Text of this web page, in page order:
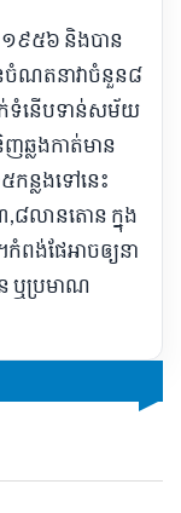
១៩៥៦ និង​បាន​
ចំណត​នាវា​ចំនួន​៨​
ទំនើប​ទាន់សម័យ
ឆ្លងកាត់​មាន​
កន្លងទៅនេះ
៨​លាន​តោន ក្នុង
ពង់ផែ​អាច​ឲ្យ​នា​
ឬ​ប្រមាណ